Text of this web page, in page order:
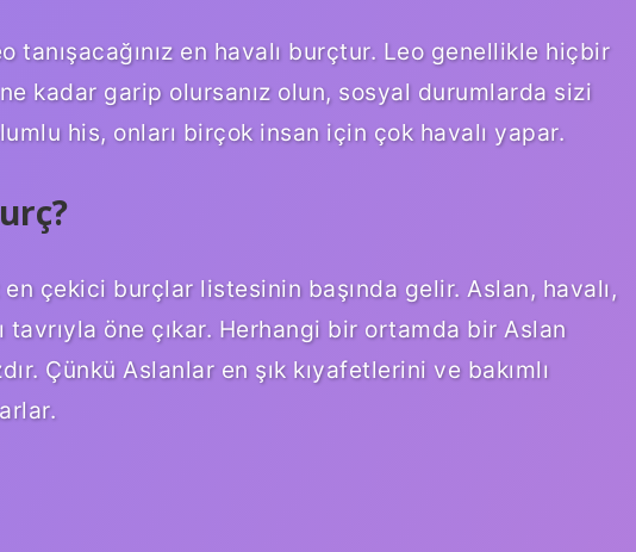
tanışacağınız en havalı burçtur. Leo genellikle hiçbir
kadar garip olursanız olun, sosyal durumlarda sizi
his, onları birçok insan için çok havalı yapar.
çekici burçlar listesinin başında gelir. Aslan, havalı,
öne çıkar. Herhangi bir ortamda bir Aslan
Çünkü Aslanlar en şık kıyafetlerini ve bakımlı